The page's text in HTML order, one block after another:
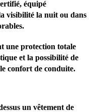
équipé
visibilité la nuit ou dans
une protection totale
et la possibilité de
confort de conduite.
un vêtement de